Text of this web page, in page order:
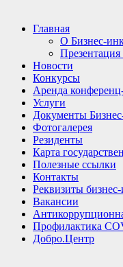
Главная
О Бизнес-
Презентация
Новости
Конкурсы
Аренда
Услуги
Документы
Фотогалерея
Резиденты
Карта
Полезные ссылки
Контакты
Реквизиты
Вакансии
Профилактика
Добро.Центр